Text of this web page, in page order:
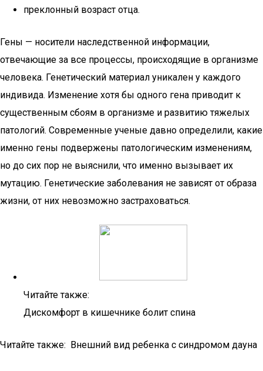
преклонный возраст отца.
Гены — носители наследственной информации,
отвечающие за все процессы, происходящие в организме
человека. Генетический материал уникален у каждого
индивида. Изменение хотя бы одного гена приводит к
существенным сбоям в организме и развитию тяжелых
патологий. Современные ученые давно определили, какие
именно гены подвержены патологическим изменениям,
но до сих пор не выяснили, что именно вызывает их
мутацию. Генетические заболевания не зависят от образа
жизни, от них невозможно застраховаться.
Читайте также:
Дискомфорт в кишечнике болит спина
Читайте также: Внешний вид ребенка с синдромом дауна